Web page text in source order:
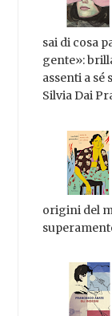
sai di cosa
gente»:
assenti a sé
Silvia Dai
origini del